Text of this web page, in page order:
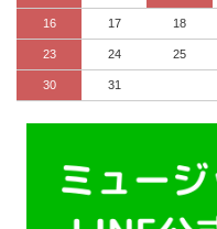
16 17 18
23 24 25
30 31